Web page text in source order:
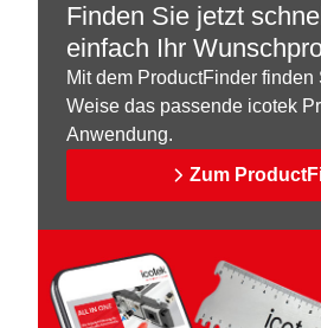
Finden Sie jetzt
einfach Ihr
Mit dem ProductFinder
Weise das passende icotek
Anwendung.
Zum